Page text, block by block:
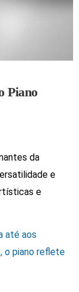
Piano
da
e
e
até aos
o piano reflete